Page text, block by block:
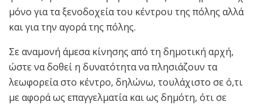
μόνο για τα ξενοδοχεία του κέντρου της πόλης αλλά
και για την αγορά της πόλης.
Σε αναμονή άμεσα κίνησης από τη δημοτική αρχή,
ώστε να δοθεί η δυνατότητα να πλησιάζουν τα
λεωφορεία στο κέντρο, δηλώνω, τουλάχιστο σε ό,τι
με αφορά ως επαγγελματία και ως δημότη, ότι σε